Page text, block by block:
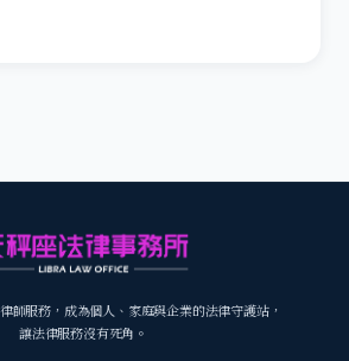
師服務，成為個人、家庭與企業的法律守護站，
讓法律服務沒有死角。